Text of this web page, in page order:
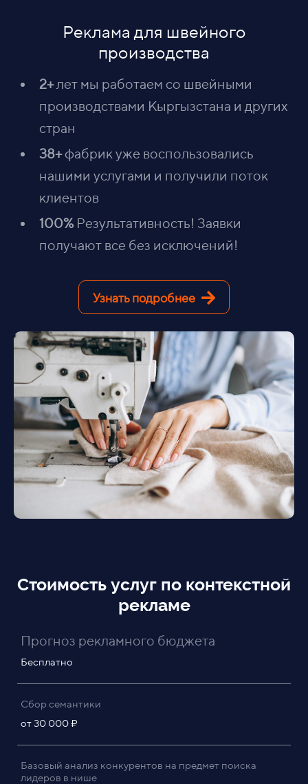
Реклама для швейного
производства
2+ лет мы работаем со швейными
производствами Кыргызстана и других
стран
38+ фабрик уже воспользовались
нашими услугами и получили поток
клиентов
100% Результативность! Заявки
получают все без исключений!
Узнать подробнее
Стоимость услуг по контекстной
рекламе
Прогноз рекламного бюджета
Бесплатно
Сбор семантики
от 30 000 ₽
Базовый анализ конкурентов на предмет поиска
лидеров в нише